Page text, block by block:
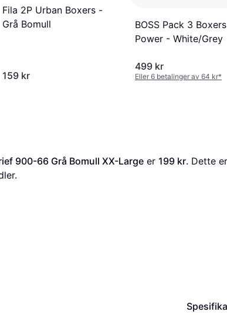
Fila 2P Urban Boxers -
Grå Bomull
159 kr
BOSS Pack 3 Boxers
Power - White/Grey
499 kr
Eller 6 betalinger av 64 kr*
900-66 Grå Bomull XX-Large er 199 kr. Dette